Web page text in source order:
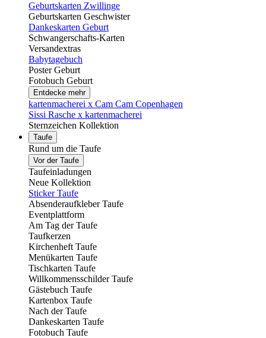
Geburtskarten Zwillinge
Geburtskarten Geschwister
Dankeskarten Geburt
Schwangerschafts-Karten
Versandextras
Babytagebuch
Poster Geburt
Fotobuch Geburt
Entdecke mehr
kartenmacherei x Cam Cam Copenhagen
Sissi Rasche x kartenmacherei
Sternzeichen Kollektion
Taufe
Rund um die Taufe
Vor der Taufe
Taufeinladungen
Neue Kollektion
Sticker Taufe
Absenderaufkleber Taufe
Eventplattform
Am Tag der Taufe
Taufkerzen
Kirchenheft Taufe
Menükarten Taufe
Tischkarten Taufe
Willkommensschilder Taufe
Gästebuch Taufe
Kartenbox Taufe
Nach der Taufe
Dankeskarten Taufe
Fotobuch Taufe